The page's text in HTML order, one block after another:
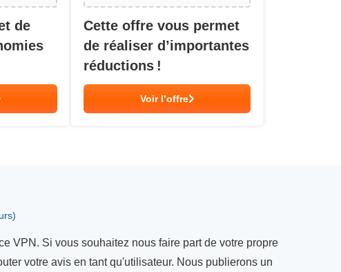
de
Cette offre vous permet
de réaliser d’importantes
réductions !
Voir l’offre
VPN. Si vous souhaitez nous faire part de votre propre
votre avis en tant qu'utilisateur. Nous publierons un